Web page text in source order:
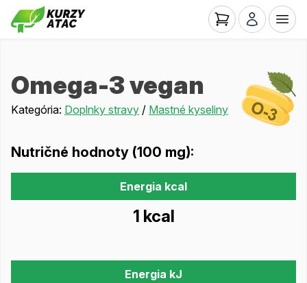
Omega-3 vegan
Kategória: Doplnky stravy / Mastné kyseliny
Nutričné hodnoty (100 mg):
Energia kcal
1 kcal
Energia kJ